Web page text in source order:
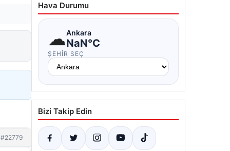
#22779
Hava Durumu
☁Ankara
NaN°C
ŞEHIR SEÇ
Bizi Takip Edin